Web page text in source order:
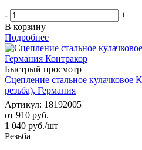
-
+
В корзину
Подробнее
Быстрый просмотр
Сцепление стальное кулачковое
резьба), Германия
Артикул: 18192005
от 910 руб.
1 040 руб./шт
Резьба